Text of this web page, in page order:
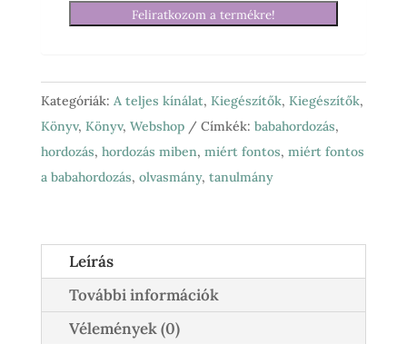
Feliratkozom a termékre!
Kategóriák: A teljes kínálat, Kiegészítők, Kiegészítők,
Könyv, Könyv, Webshop Címkék: babahordozás,
hordozás, hordozás miben, miért fontos, miért fontos
a babahordozás, olvasmány, tanulmány
Leírás
További információk
Vélemények (0)